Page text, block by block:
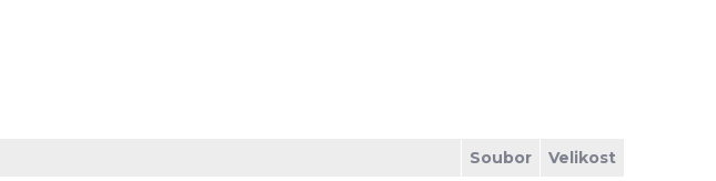
Soubor
Velikost